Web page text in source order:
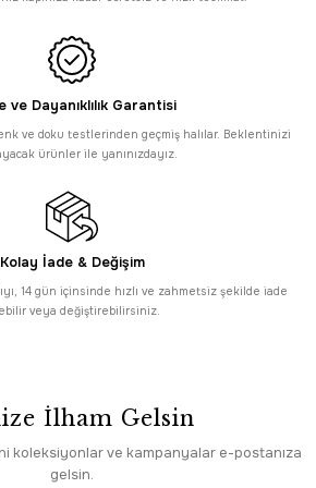
Halı - Modern Bohem Viskon Akrilik Halı
Halı - Viskon Akrilik Klasik Salon Halısı
ve Dayanıklılık Garantisi
ve doku testlerinden geçmiş halılar. Beklentinizi
ürünler ile yanınızdayız.
Kolay İade & Değişim
14 gün içinsinde hızlı ve zahmetsiz şekilde iade
veya değiştirebilirsiniz.
İlham Gelsin
koleksiyonlar ve kampanyalar e-postanıza
gelsin.